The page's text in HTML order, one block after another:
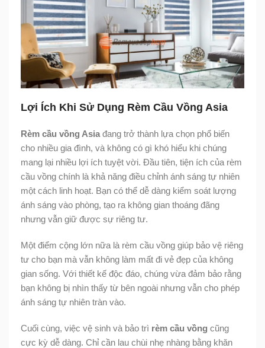
Lợi Ích Khi Sử Dụng Rèm Cầu Vồng Asia
Rèm cầu vồng Asia đang trở thành lựa chọn phổ biến
cho nhiều gia đình, và không có gì khó hiểu khi chúng
mang lại nhiều lợi ích tuyệt vời. Đầu tiên, tiện ích của rèm
cầu vồng chính là khả năng điều chỉnh ánh sáng tự nhiên
một cách linh hoạt. Bạn có thể dễ dàng kiểm soát lượng
ánh sáng vào phòng, tạo ra không gian thoáng đãng
nhưng vẫn giữ được sự riêng tư.
Một điểm cộng lớn nữa là rèm cầu vồng giúp bảo vệ riêng
tư cho bạn mà vẫn không làm mất đi vẻ đẹp của không
gian sống. Với thiết kế độc đáo, chúng vừa đảm bảo rằng
bạn không bị nhìn thấy từ bên ngoài nhưng vẫn cho phép
ánh sáng tự nhiên tràn vào.
Cuối cùng, việc vệ sinh và bảo trì rèm cầu vồng cũng
cực kỳ dễ dàng. Chỉ cần lau chùi nhẹ nhàng bằng khăn